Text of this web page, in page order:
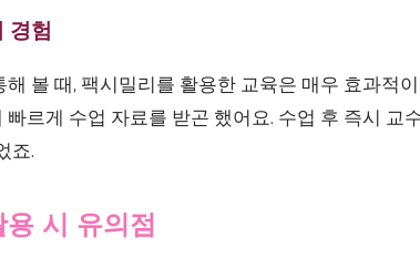
경험
볼 때, 팩시밀리를 활용한 교육은 매우 효과적
르게 수업 자료를 받곤 했어요. 수업 후 즉시 교
죠.
시 유의점